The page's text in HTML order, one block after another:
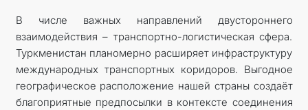
В числе важных направлений двустороннего
взаимодействия – транспортно-логистическая сфера.
Туркменистан планомерно расширяет инфраструктуру
международных транспортных коридоров. Выгодное
географическое расположение нашей страны создаёт
благоприятные предпосылки в контексте соединения